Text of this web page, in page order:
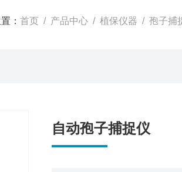
： 首页 / 产品中心 / 植保仪器 / 孢子捕
自动孢子捕捉仪